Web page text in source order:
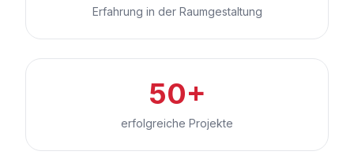
Erfahrung in der Raumgestaltung
50+
erfolgreiche Projekte